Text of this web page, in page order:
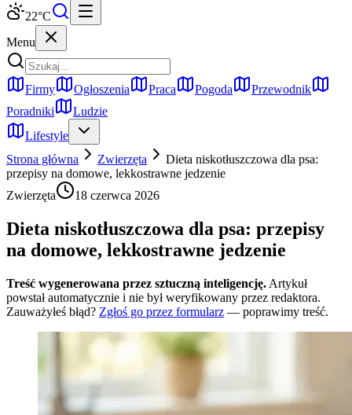
22°C
Menu
Firmy Ogłoszenia Praca Pogoda
Przewodnik
Poradniki
Ludzie
Lifestyle
Strona główna
Zwierzęta
Dieta niskotłuszczowa dla psa:
przepisy na domowe, lekkostrawne jedzenie
Zwierzęta
18 czerwca 2026
Dieta niskotłuszczowa dla psa: przepisy
na domowe, lekkostrawne jedzenie
Treść wygenerowana przez sztuczną inteligencję. Artykuł
powstał automatycznie i nie był weryfikowany przez redaktora.
Zauważyłeś błąd? Zgłoś go przez formularz — poprawimy treść.